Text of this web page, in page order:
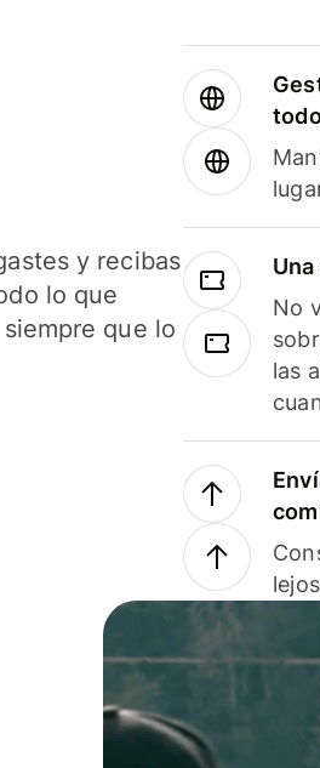
y recibas
lo que
que lo
No
las